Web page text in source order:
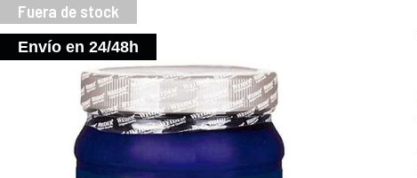
Fuera de stock
Envío en 24/48h